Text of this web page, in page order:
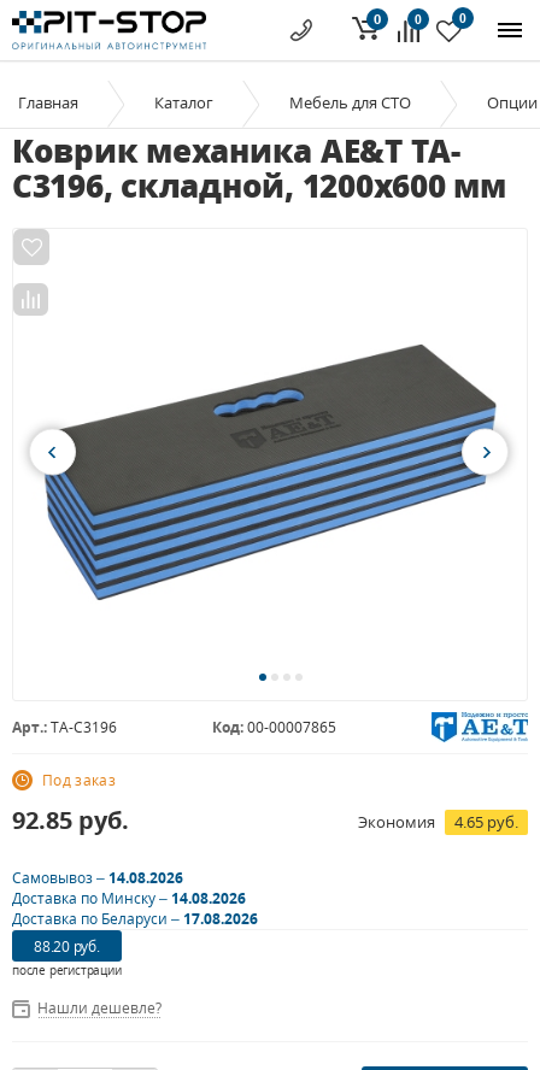
0 0
0
Главная Каталог Мебель для СТО Опции
Коврик механика AE&T TA-
C3196, складной, 1200х600 мм
Арт.:TA-C3196 Код:00-00007865
Под заказ
92.85 руб. Экономия 4.65 руб.
Самовывоз –14.08.2026
Доставка по Минску –14.08.2026
Доставка по Беларуси –17.08.2026
88.20 руб.
после регистрации
Нашли дешевле?